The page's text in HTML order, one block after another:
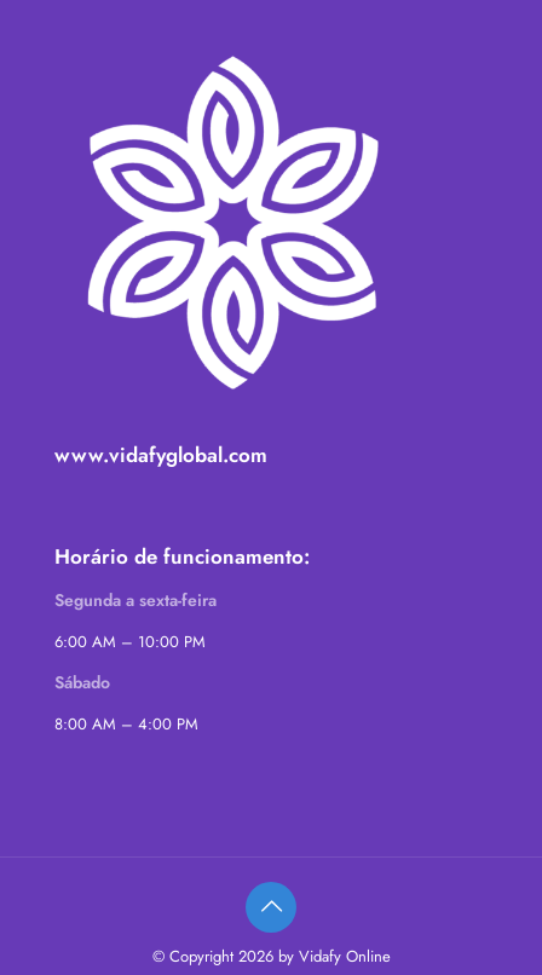
www.vidafyglobal.com
Horário de funcionamento:
Segunda a sexta-feira
6:00 AM – 10:00 PM
Sábado
8:00 AM – 4:00 PM
© Copyright 2026 by Vidafy Online